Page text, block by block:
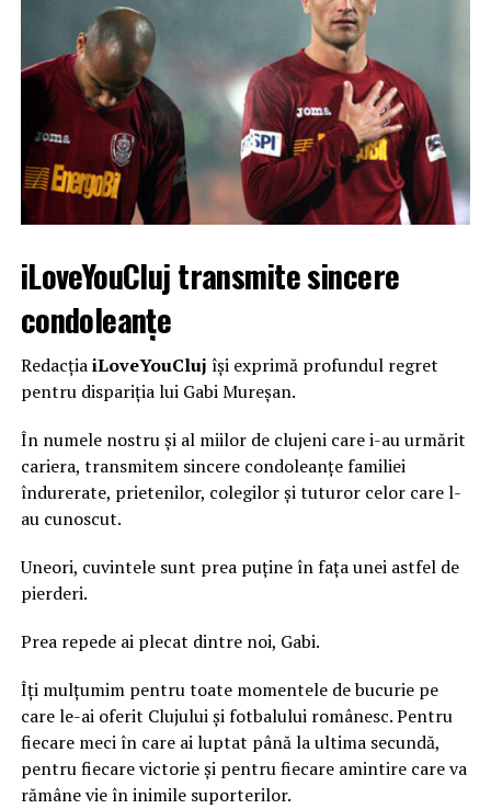
iLoveYouCluj transmite sincere
condoleanțe
RedacțiaiLoveYouCluj își exprimă profundul regret
pentru dispariția lui Gabi Mureșan.
În numele nostru și al miilor de clujeni care i-au urmărit
cariera, transmitem sincere condoleanțe familiei
îndurerate, prietenilor, colegilor și tuturor celor care l-
au cunoscut.
Uneori, cuvintele sunt prea puține în fața unei astfel de
pierderi.
Prea repede ai plecat dintre noi, Gabi.
Îți mulțumim pentru toate momentele de bucurie pe
care le-ai oferit Clujului și fotbalului românesc. Pentru
fiecare meci în care ai luptat până la ultima secundă,
pentru fiecare victorie și pentru fiecare amintire care va
rămâne vie în inimile suporterilor.